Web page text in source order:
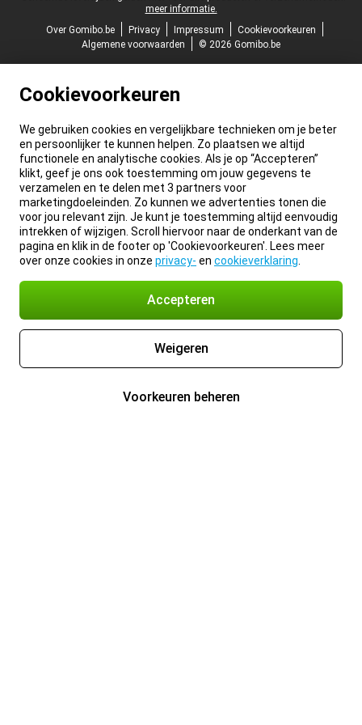
meer informatie.
Over Gomibo.be
Privacy Impressum
Cookievoorkeuren
Algemene voorwaarden
© 2026 Gomibo.be
Cookievoorkeuren
We gebruiken cookies en vergelijkbare technieken om je beter
en persoonlijker te kunnen helpen. Zo plaatsen we altijd
functionele en analytische cookies. Als je op “Accepteren”
klikt, geef je ons ook toestemming om jouw gegevens te
verzamelen en te delen met 3 partners voor
marketingdoeleinden. Zo kunnen we advertenties tonen die
voor jou relevant zijn. Je kunt je toestemming altijd eenvoudig
intrekken of wijzigen. Scroll hiervoor naar de onderkant van de
pagina en klik in de footer op 'Cookievoorkeuren'. Lees meer
over onze cookies in onze privacy- en cookieverklaring
Accepteren
Weigeren
Voorkeuren beheren